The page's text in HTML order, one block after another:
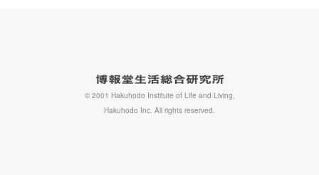
© 2001 Hakuhodo Institute of Life and Living,
Hakuhodo Inc. All rights reserved.